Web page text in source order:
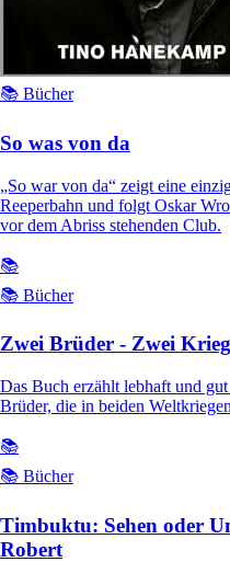
📚 Bücher
So was von da
„So war von da“ zeigt eine
Reeperbahn und folgt Oskar
vor dem Abriss stehenden Club.
📚
📚 Bücher
Zwei Brüder - Zwei
Das Buch erzählt lebhaft und
Brüder, die in beiden
📚
📚 Bücher
Timbuktu: Sehen oder
Robert